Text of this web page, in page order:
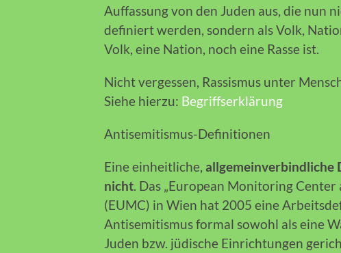
Auffassung von den Juden aus, die nun
definiert werden, sondern als Volk,
Volk, eine Nation, noch eine Rasse ist.
Nicht vergessen, Rassismus unter
Siehe hierzu: Begriffserklärung
Antisemitismus-Definitionen
Eine einheitliche, allgemeinverbindliche
nicht . Das „European Monitoring
(EUMC) in Wien hat 2005 eine
Antisemitismus formal sowohl als eine
Juden bzw. jüdische Einrichtungen